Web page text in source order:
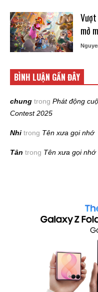
mở
BÌNH LUẬN GẦN ĐÂY
chung trong Phát động
Contest 2025
Nhi trong Tên xưa gọi nhớ
Tân trong Tên xưa gọi nhớ